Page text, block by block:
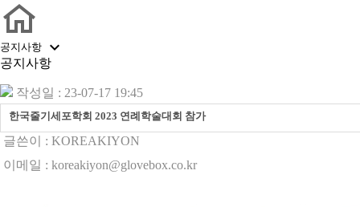
공지사항 
공지사항
작성일 : 23-07-17 19:45
한국줄기세포학회 2023 연례학술대회 참가
글쓴이 : KOREAKIYON
이메일 : koreakiyon@glovebox.co.kr